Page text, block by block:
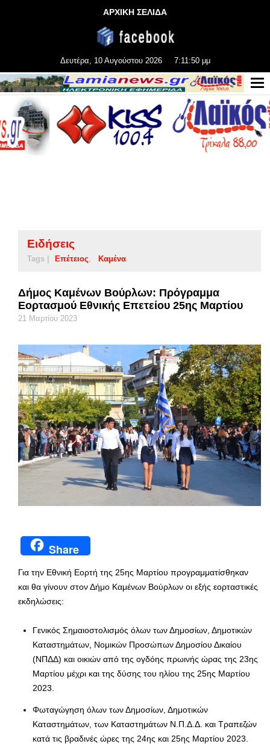
ΑΡΧΙΚΗ ΣΕΛΙΔΑ
Δευτέρα, 10 Αυγούστου 2026 7:11:51 μμ
Ειδήσεις
Tags | Επέτειος Καμένα
Δήμος Καμένων Βούρλων: Πρόγραμμα
Εορτασμού Εθνικής Επετείου 25ης Μαρτίου
21 Μαρτίου 2023
Share
Για την Εθνική Εορτή της 25ης Μαρτίου προγραμματίσθηκαν
και θα γίνουν στον Δήμο Καμένων Βούρλων οι εξής εορταστικές
εκδηλώσεις:
Γενικός Σημαιοστολισμός όλων των Δημοσίων, Δημοτικών
Καταστημάτων, Νομικών Προσώπων Δημοσίου Δικαίου
(ΝΠΔΔ) και οικιών από της ογδόης πρωινής ώρας της 23ης
Μαρτίου μέχρι και της δύσης του ηλίου της 25ης Μαρτίου
2023.
Φωταγώγηση όλων των Δημοσίων, Δημοτικών
Καταστημάτων, των Καταστημάτων Ν.Π.Δ.Δ. και Τραπεζών
κατά τις βραδινές ώρες της 24ης και 25ης Μαρτίου 2023.